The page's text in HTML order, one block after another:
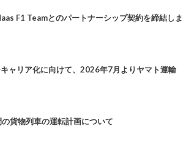
F1 Teamとのパートナーシップ契約を締結しま
キャリア化に向けて、2026年7月よりヤマト運輸
貨物列車の運転計画について